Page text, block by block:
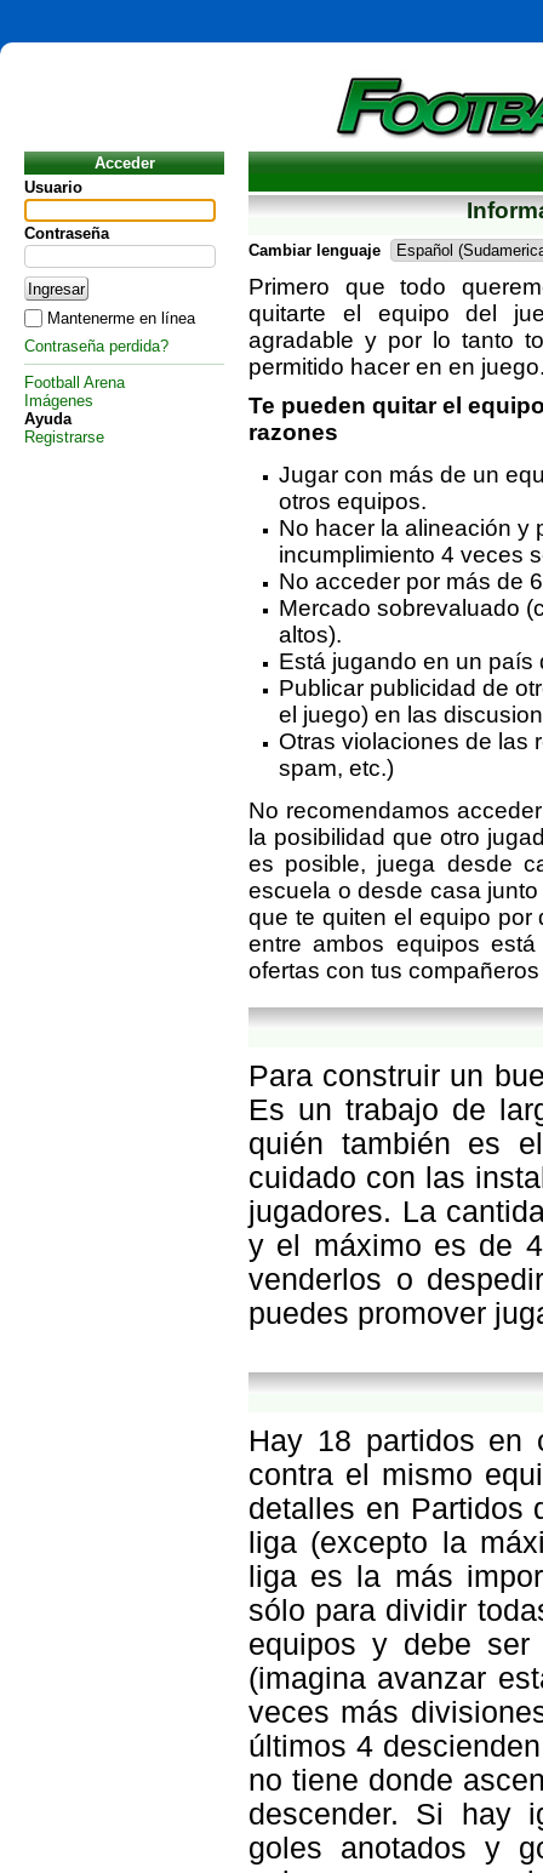
Acceder
Usuario
Contraseña
Mantenerme en línea
Contraseña perdida?
Football Arena
Imágenes
Ayuda
Registrarse
Cambiar lenguaje
Primero que todo
quitarte el equipo del
agradable y por lo tanto
permitido hacer en en
Te pueden quitar el
razones
Jugar con más de un
otros equipos.
No hacer la alineación y
incumplimiento 4 veces
No acceder por más de
Mercado sobrevaluado
altos).
Está jugando en un
Publicar publicidad de
el juego) en las
Otras violaciones de las
spam, etc.)
No recomendamos
la posibilidad que otro
es posible, juega desde
escuela o desde casa
que te quiten el equipo por
entre ambos equipos
ofertas con tus
Para construir un
Es un trabajo de
quién también es
cuidado con las
jugadores. La
y el máximo es de
venderlos o
puedes promover
Hay 18 partidos en
contra el mismo
detalles en Partidos
liga (excepto la
liga es la más
sólo para dividir
equipos y debe
(imagina avanzar
veces más
últimos 4
no tiene donde
descender. Si hay
goles anotados y